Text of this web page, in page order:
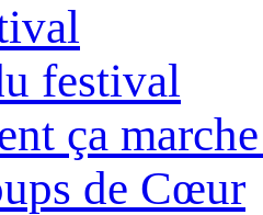
festival
ça
de Cœur